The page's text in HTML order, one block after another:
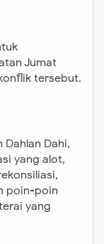
Jumat
tersebut.
Dahi,
yang alot,
poin-poin
yang